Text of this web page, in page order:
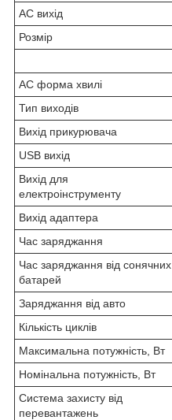
AC вихід
Розмір
AC форма хвилі
Тип виходів
Вихід прикурювача
USB вихід
Вихід для
електроінструменту
Вихід адаптера
Час заряджання
Час заряджання від сонячних
батарей
Заряджання від авто
Кількість циклів
Максимальна потужність, Вт
Номінальна потужність, Вт
Система захисту від
перевантажень